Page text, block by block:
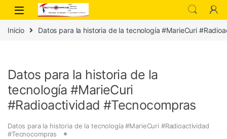
Inicio Datos para la historia de la tecnología #MarieCuri
Datos para la historia de la
tecnología #MarieCuri
#Radioactividad #Tecnocompras
Datos para la historia de la tecnología #MarieCuri #Radioactividad
#Tecnocompras